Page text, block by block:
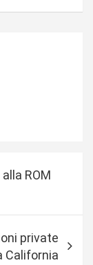
ROM
private
California